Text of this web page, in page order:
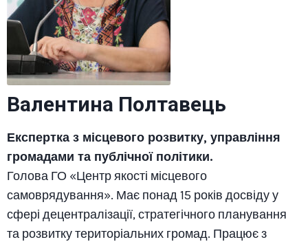
Валентина Полтавець
Експертка з місцевого розвитку, управління
громадами та публічної політики.
Голова ГО «Центр якості місцевого
самоврядування». Має понад 15 років досвіду у
сфері децентралізації, стратегічного планування
та розвитку територіальних громад. Працює з